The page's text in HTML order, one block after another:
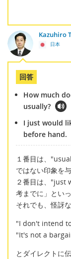
Kazuhiro
日本
回答
How much
usually?
I just would
before hand.
１番目は、
ではない印象を
２番目は、"just
考までに」とい
それでも、怪訝
"I don't intend
"It's not a
とダイレクトに